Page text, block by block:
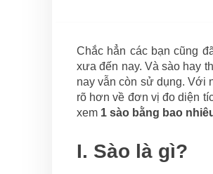
Chắc hẳn các bạn cũng
xưa đến nay. Và sào hay
nay vẫn còn sử dụng. Với
rõ hơn về đơn vị đo diện
xem 1 sào bằng bao
I. Sào là gì?